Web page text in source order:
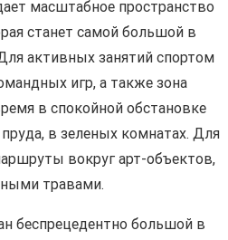
масштабное пространство
станет самой большой в
активных занятий спортом
игр, а также зона
в спокойной обстановке
в зеленых комнатах. Для
вокруг арт-объектов,
травами.
беспрецедентно большой в